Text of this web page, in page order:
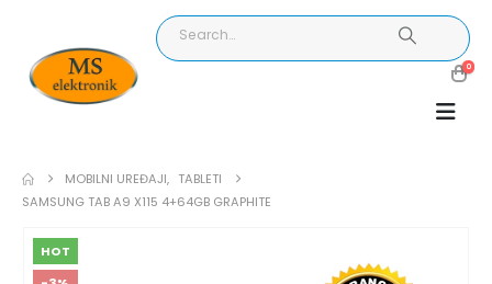
0
MOBILNI UREĐAJI, TABLETI
SAMSUNG TAB A9 X115 4+64GB GRAPHITE
HOT